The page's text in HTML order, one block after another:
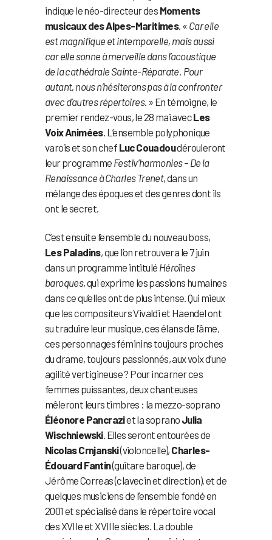
indique le néo-directeur des Moments
musicaux des Alpes-Maritimes. « Car elle
est magnifique et intemporelle, mais aussi
car elle sonne à merveille dans l’acoustique
de la cathédrale Sainte-Réparate. Pour
autant, nous n’hésiterons pas à la confronter
avec d’autres répertoires. » En témoigne, le
premier rendez-vous, le 28 mai avecLes
Voix Animées. L’ensemble polyphonique
varois et son chef Luc Couadoudérouleront
leur programme Festiv’harmonies– De la
Renaissance à Charles Trenet, dans un
mélange des époques et des genres dont ils
ont le secret.
C’est ensuite l’ensemble du nouveau boss,
Les Paladins, que l’on retrouvera le 7 juin
dans un programme intitulé Héroïnes
baroques, qui exprime les passions humaines
dans ce qu’elles ont de plus intense. Qui mieux
que les compositeurs Vivaldi et Haendel ont
su traduire leur musique, ces élans de l’âme,
ces personnages féminins toujours proches
du drame, toujours passionnés, aux voix d’une
agilité vertigineuse ? Pour incarner ces
femmes puissantes, deux chanteuses
mêleront leurs timbres : la mezzo-soprano
Éléonore Pancraziet la soprano Julia
Wischniewski. Elles seront entourées de
Nicolas Crnjanski(violoncelle), Charles-
Édouard Fantin(guitare baroque), de
Jérôme Correas (clavecin et direction), et de
quelques musiciens de l’ensemble fondé en
2001 et spécialisé dans le répertoire vocal
des XVIIe et XVIIIe siècles. La double